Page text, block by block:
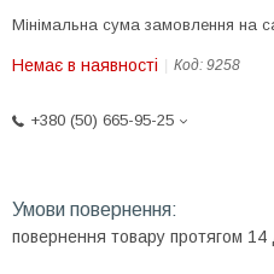
Мінімальна сума замовлення на
Немає в наявності Код: 9258
+380 (50) 665-95-25
повернення товару протягом 14